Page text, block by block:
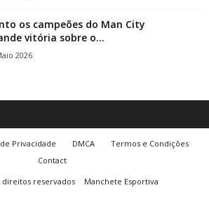
os campeões do Man City
vitória sobre o...
2026
Privacidade DMCA
Termos e Condições
Contact
direitos reservados
Manchete Esportiva